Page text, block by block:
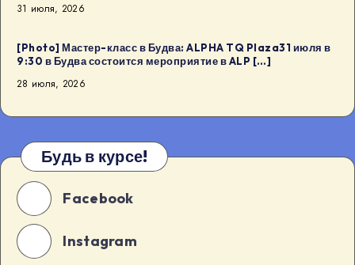
31 июля, 2026
[Photo] Мастер-класс в Будва: ALPHA TQ Plaza31 июля в
9:30 в Будва состоится мероприятие в ALP […]
28 июля, 2026
Будь в курсе!
Facebook
Instagram